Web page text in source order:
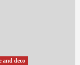
and deco